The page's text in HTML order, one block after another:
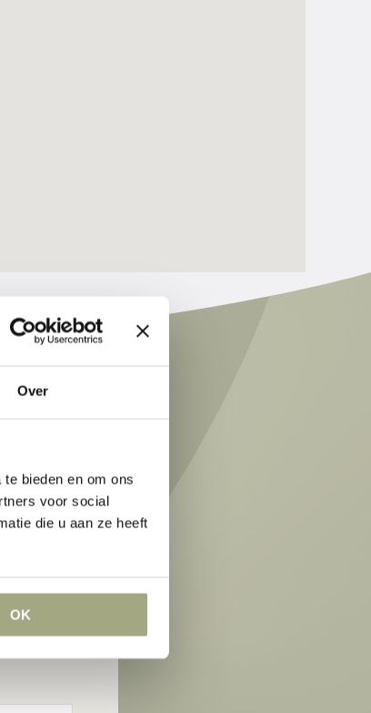
Over
bieden en om ons
voor social
die u aan ze heeft
OK